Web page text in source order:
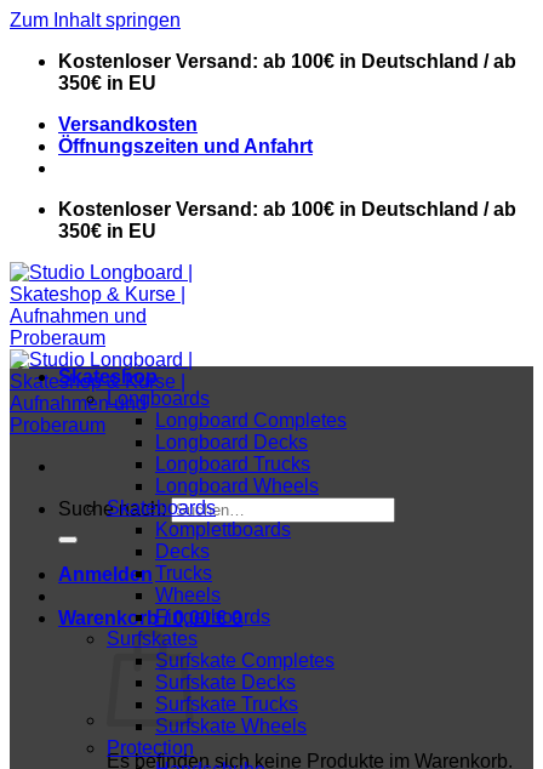
Zum Inhalt springen
Kostenloser Versand: ab 100€ in Deutschland / ab
350€ in EU
Versandkosten
Öffnungszeiten und Anfahrt
Kostenloser Versand: ab 100€ in Deutschland / ab
350€ in EU
Suche nach:
Anmelden
Warenkorb /0,00€ 0
Es befinden sich keine Produkte im Warenkorb.
Skateshop
Longboards
Longboard Completes
Longboard Decks
Longboard Trucks
Longboard Wheels
Skateboards
Komplettboards
Decks
Trucks
Wheels
Fingerboards
Surfskates
Surfskate Completes
Surfskate Decks
Surfskate Trucks
Surfskate Wheels
Protection